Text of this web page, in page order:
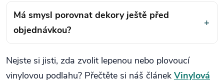
Má smysl porovnat dekory ještě před
objednávkou?
+
Nejste si jisti, zda zvolit lepenou nebo plovoucí
vinylovou podlahu? Přečtěte si náš článek Vinylová